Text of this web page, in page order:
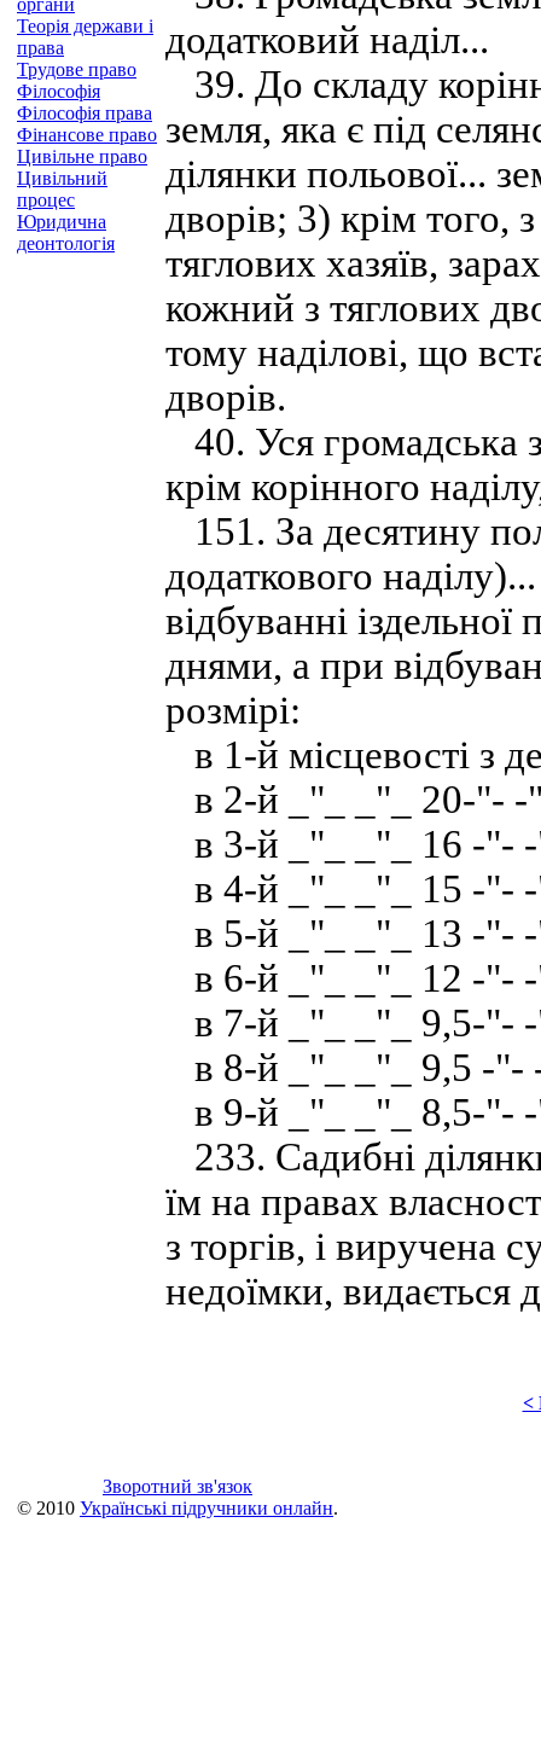
органи
Теорія держави і
права
Трудове право
Філософія
Філософія права
Фінансове право
Цивільне право
Цивільний
процес
Юридична
деонтологія
додатковий наділ...
39. До складу
земля, яка є під
ділянки польової...
дворів; 3) крім того,
тяглових хазяїв,
кожний з тяглових
тому наділові, що
дворів.
40. Уся громадська
крім корінного
151. За десятину
додаткового
відбуванні
днями, а при
розмірі:
в 1-й місцевості з
в 2-й _"_ _"_ 20-"- -
в 3-й _"_ _"_ 16 -"-
в 4-й _"_ _"_ 15 -"-
в 5-й _"_ _"_ 13 -"-
в 6-й _"_ _"_ 12 -"-
в 7-й _"_ _"_ 9,5-"-
в 8-й _"_ _"_ 9,5 -"-
в 9-й _"_ _"_ 8,5-"-
233. Садибні
їм на правах
з торгів, і виручена
недоїмки, видається
<
Зворотний зв'язок
© 2010 Українські підручники онлайн.